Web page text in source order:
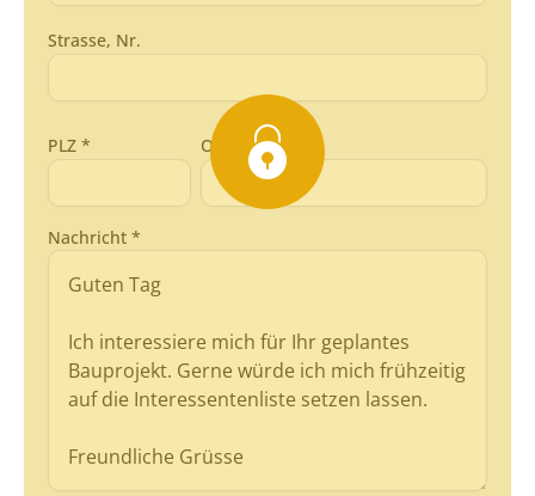
Strasse, Nr.
PLZ * Ort *
Nachricht *